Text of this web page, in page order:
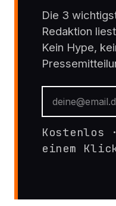
Die 3
Redaktion
Kein Hype,
Kostenlos
einem